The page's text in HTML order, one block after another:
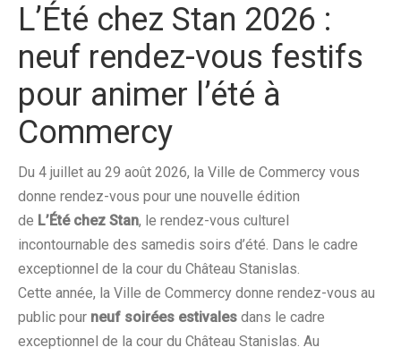
L’Été chez Stan 2026 :
neuf rendez-vous festifs
pour animer l’été à
Commercy
Du 4 juillet au 29 août 2026, la Ville de Commercy vous
donne rendez-vous pour une nouvelle édition
de L’Été chez Stan, le rendez-vous culturel
incontournable des samedis soirs d’été. Dans le cadre
exceptionnel de la cour du Château Stanislas.
Cette année, la Ville de Commercy donne rendez-vous au
public pour neuf soirées estivales dans le cadre
exceptionnel de la cour du Château Stanislas. Au